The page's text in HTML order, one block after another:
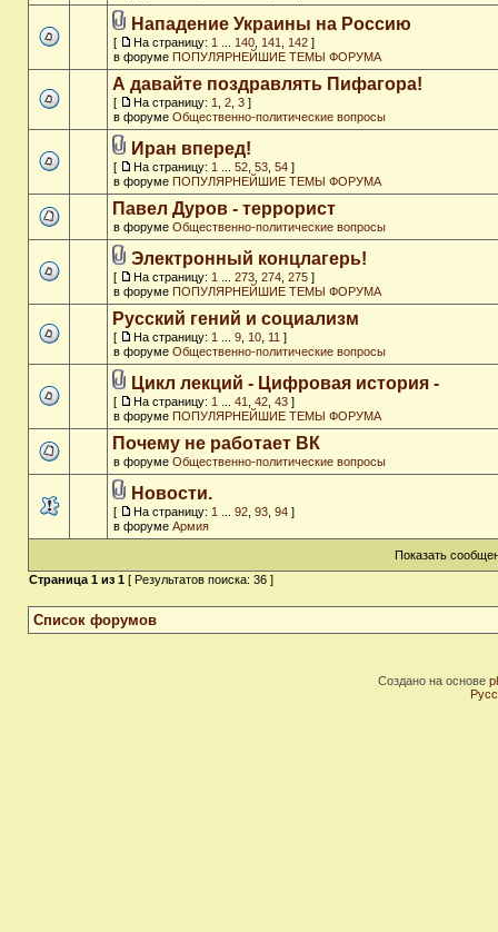
Нападение Украины на Россию
[ На страницу: 1 140 141 142 ]
в форуме ПОПУЛЯРНЕЙШИЕ ТЕМЫ ФОРУМА
А давайте поздравлять Пифагора!
[ На страницу: 1 2 3 ]
в форуме Общественно-политические вопросы
Иран вперед!
[ На страницу: 1 52 53 54 ]
в форуме ПОПУЛЯРНЕЙШИЕ ТЕМЫ ФОРУМА
Павел Дуров - террорист
в форуме Общественно-политические вопросы
Электронный концлагерь!
[ На страницу: 1 273 274 275 ]
в форуме ПОПУЛЯРНЕЙШИЕ ТЕМЫ ФОРУМА
Русский гений и социализм
[ На страницу: 1 9 10 11 ]
в форуме Общественно-политические вопросы
Цикл лекций - Цифровая история -
[ На страницу: 1 41 42 43 ]
в форуме ПОПУЛЯРНЕЙШИЕ ТЕМЫ ФОРУМА
Почему не работает ВК
в форуме Общественно-политические вопросы
Новости.
[ На страницу: 1 92 93 94 ]
в форуме Армия
Показать
Страница 1 из 1 [ Результатов поиска: 36 ]
Список форумов
Создано на основе